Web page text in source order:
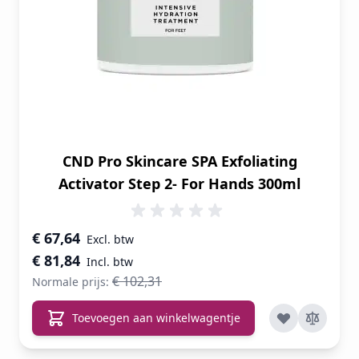
CND Pro Skincare SPA Exfoliating
Activator Step 2- For Hands 300ml
Speciale prijs
€ 81,84
€ 67,64
Normale prijs: € 102,31
Toevoegen aan winkelwagentje